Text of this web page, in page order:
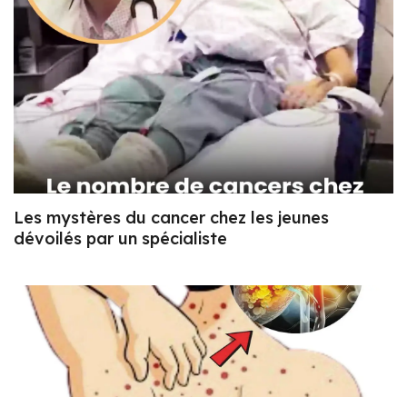
Les mystères du cancer chez les jeunes
dévoilés par un spécialiste